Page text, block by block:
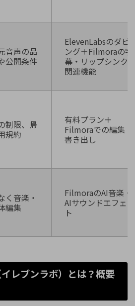
音声の品
公開条件
ElevenLabsのダビ
ング＋Filmoraの字
幕・リップシンク
関連機能
制限、帰
規約
有料プラン＋
Filmoraでの編集・
書き出し
く音楽・
編集
FilmoraのAI音楽・
AIサウンドエフェク
ト
レブンラボ）とは？概要